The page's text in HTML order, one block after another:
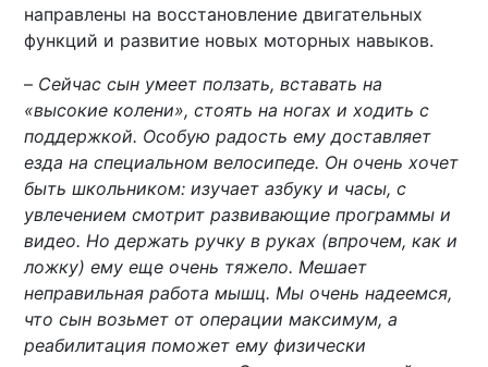
направлены на восстановление двигательных
функций и развитие новых моторных навыков.
– Сейчас сын умеет ползать, вставать на
«высокие колени», стоять на ногах и ходить с
поддержкой. Особую радость ему доставляет
езда на специальном велосипеде. Он очень хочет
быть школьником: изучает азбуку и часы, с
увлечением смотрит развивающие программы и
видео. Но держать ручку в руках (впрочем, как и
ложку) ему еще очень тяжело. Мешает
неправильная работа мышц. Мы очень надеемся,
что сын возьмет от операции максимум, а
реабилитация поможет ему физически